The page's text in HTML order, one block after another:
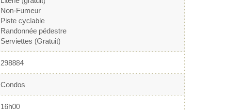
Non-Fumeur
Piste cyclable
Randonnée pédestre
Serviettes (Gratuit)
298884
Condos
16h00